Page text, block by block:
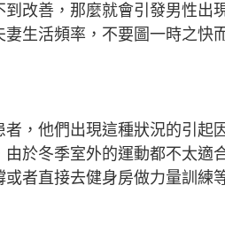
到改善，那麼就會引發男性出
妻生活頻率，不要圖一時之快
者，他們出現這種狀況的引起
由於冬季室外的運動都不太
或者直接去健身房做力量訓練